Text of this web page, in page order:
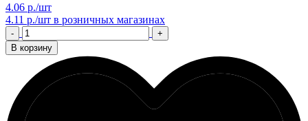
4.06 р./шт
4.11 р./шт в розничных магазинах
-
+
В корзину